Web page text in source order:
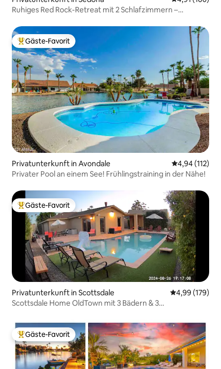
Ruhiges Red Rock-Retreat mit 2 Schlafzimmern –
Beliebter Gäste-Favorit.
Gäste-Favorit
Privatunterkunft in Avondale
4,94 (112)
Privater Pool an einem See! Frühlingstraining in der Nähe!
Beliebter Gäste-Favorit.
Gäste-Favorit
Privatunterkunft in Scottsdale
4,99 (179)
Scottsdale Home OldTown mit 3 Bädern & 3
Beliebter Gäste-Favorit.
Gäste-Favorit